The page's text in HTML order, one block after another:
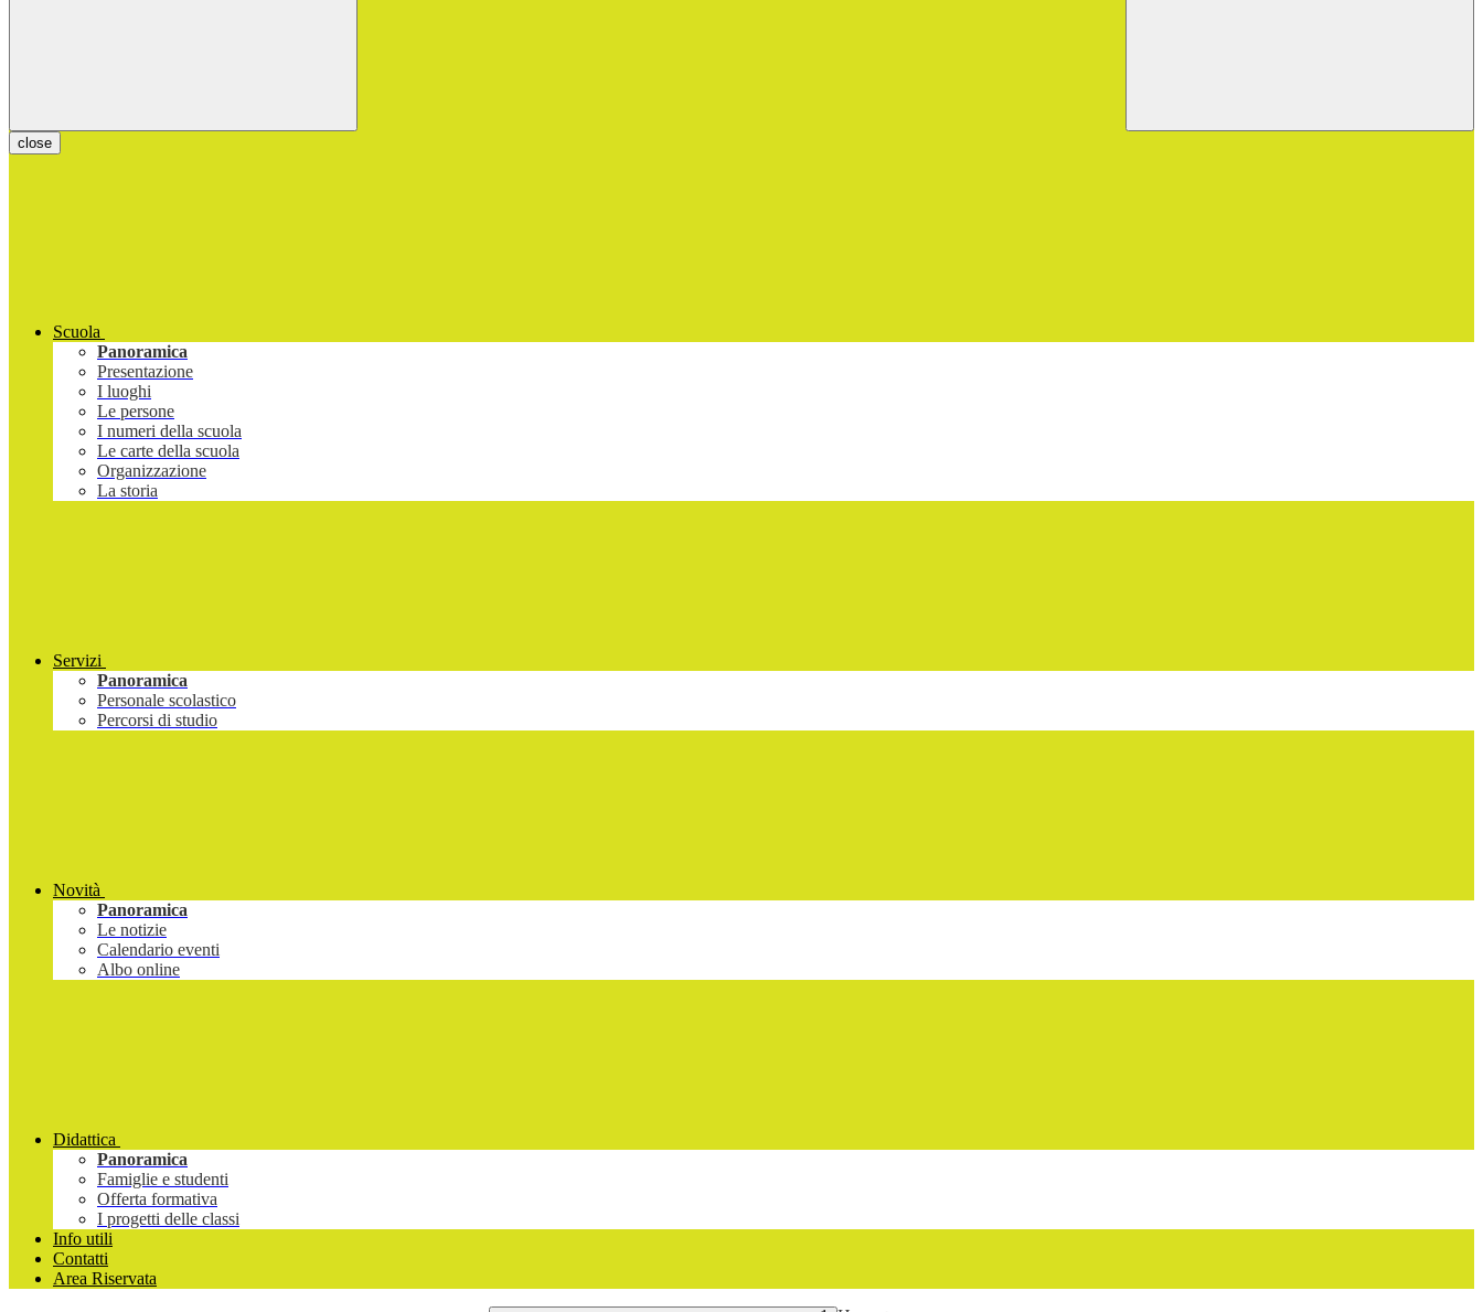
close
Scuola
Panoramica
Presentazione
I luoghi
Le persone
I numeri della scuola
Le carte della scuola
Organizzazione
La storia
Servizi
Panoramica
Personale scolastico
Percorsi di studio
Novità
Panoramica
Le notizie
Calendario eventi
Albo online
Didattica
Panoramica
Famiglie e studenti
Offerta formativa
I progetti delle classi
Info utili
Contatti
Area Riservata